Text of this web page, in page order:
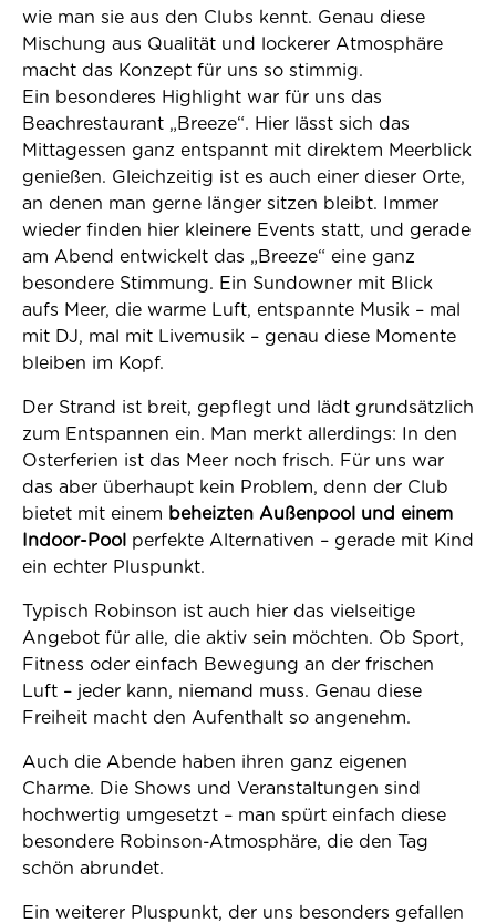
wie man sie aus den Clubs kennt. Genau diese
Mischung aus Qualität und lockerer Atmosphäre
macht das Konzept für uns so stimmig.
Ein besonderes Highlight war für uns das
Beachrestaurant „Breeze“. Hier lässt sich das
Mittagessen ganz entspannt mit direktem Meerblick
genießen. Gleichzeitig ist es auch einer dieser Orte,
an denen man gerne länger sitzen bleibt. Immer
wieder finden hier kleinere Events statt, und gerade
am Abend entwickelt das „Breeze“ eine ganz
besondere Stimmung. Ein Sundowner mit Blick
aufs Meer, die warme Luft, entspannte Musik – mal
mit DJ, mal mit Livemusik – genau diese Momente
bleiben im Kopf.
Der Strand ist breit, gepflegt und lädt grundsätzlich
zum Entspannen ein. Man merkt allerdings: In den
Osterferien ist das Meer noch frisch. Für uns war
das aber überhaupt kein Problem, denn der Club
bietet mit einem beheizten Außenpool und einem
Indoor-Pool
perfekte Alternativen – gerade mit Kind
ein echter Pluspunkt.
Typisch Robinson ist auch hier das vielseitige
Angebot für alle, die aktiv sein möchten. Ob Sport,
Fitness oder einfach Bewegung an der frischen
Luft – jeder kann, niemand muss. Genau diese
Freiheit macht den Aufenthalt so angenehm.
Auch die Abende haben ihren ganz eigenen
Charme. Die Shows und Veranstaltungen sind
hochwertig umgesetzt – man spürt einfach diese
besondere Robinson-Atmosphäre, die den Tag
schön abrundet.
Ein weiterer Pluspunkt, der uns besonders gefallen